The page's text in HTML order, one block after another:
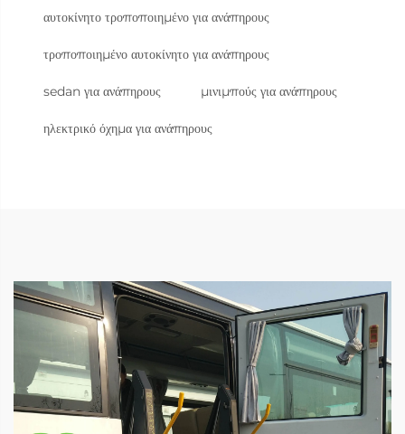
αυτοκίνητο τροποποιημένο για ανάπηρους
τροποποιημένο αυτοκίνητο για ανάπηρους
sedan για ανάπηρους μινιμπούς για ανάπηρους
ηλεκτρικό όχημα για ανάπηρους